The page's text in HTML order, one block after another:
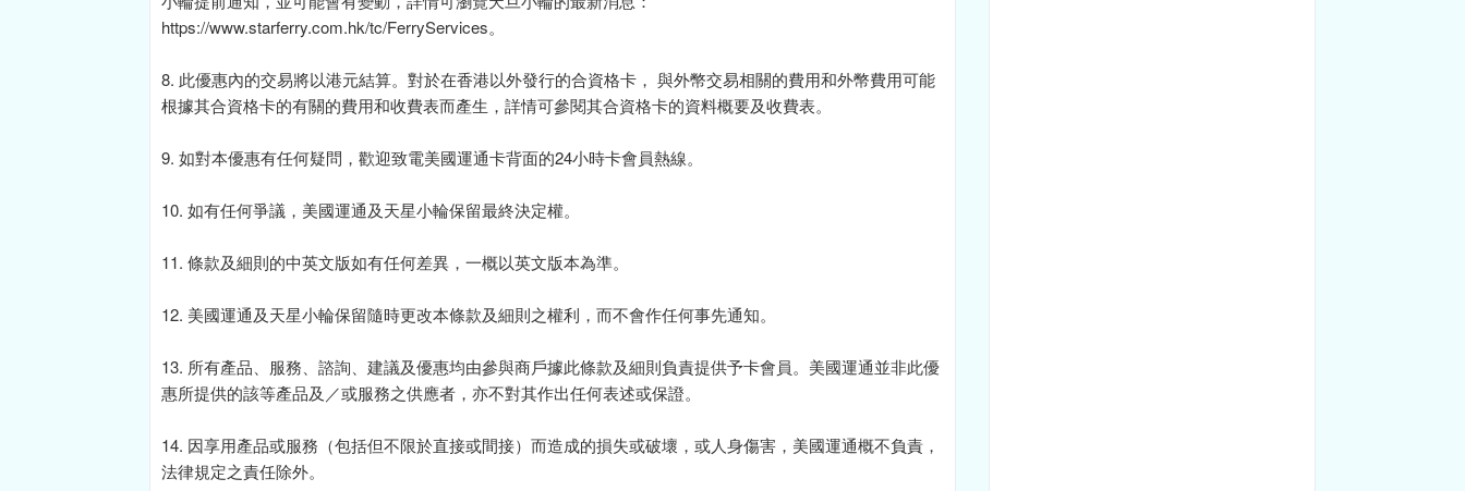
https://www.starferry.com.hk/tc/FerryServices。
8. 此優惠內的交易將以港元結算。對於在香港以外發行的合資格卡， 與外幣交易相關的費用和外幣費用可能
根據其合資格卡的有關的費用和收費表而產生，詳情可參閱其合資格卡的資料概要及收費表。
9. 如對本優惠有任何疑問，歡迎致電美國運通卡背面的24小時卡會員熱線。
10. 如有任何爭議，美國運通及天星小輪保留最終決定權。
11. 條款及細則的中英文版如有任何差異，一概以英文版本為準。
12. 美國運通及天星小輪保留隨時更改本條款及細則之權利，而不會作任何事先通知。
13. 所有產品、服務、諮詢、建議及優惠均由參與商戶據此條款及細則負責提供予卡會員。美國運通並非此優
惠所提供的該等產品及／或服務之供應者，亦不對其作出任何表述或保證。
14. 因享用產品或服務（包括但不限於直接或間接）而造成的損失或破壞，或人身傷害，美國運通概不負責，
法律規定之責任除外。